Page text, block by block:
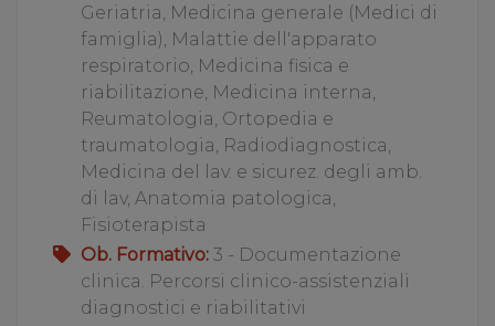
Geriatria, Medicina generale (Medici di
famiglia), Malattie dell'apparato
respiratorio, Medicina fisica e
riabilitazione, Medicina interna,
Reumatologia, Ortopedia e
traumatologia, Radiodiagnostica,
Medicina del lav. e sicurez. degli amb.
di lav, Anatomia patologica,
Fisioterapista
Ob. Formativo: 3 - Documentazione
clinica. Percorsi clinico-assistenziali
diagnostici e riabilitativi